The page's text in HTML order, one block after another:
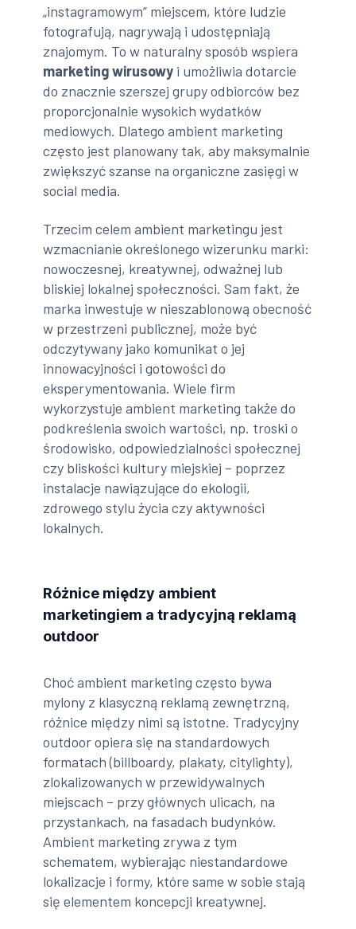
„instagramowym” miejscem, które ludzie
fotografują, nagrywają i udostępniają
znajomym. To w naturalny sposób wspiera
marketing wirusowy i umożliwia dotarcie
do znacznie szerszej grupy odbiorców bez
proporcjonalnie wysokich wydatków
mediowych. Dlatego ambient marketing
często jest planowany tak, aby maksymalnie
zwiększyć szanse na organiczne zasięgi w
social media.
Trzecim celem ambient marketingu jest
wzmacnianie określonego wizerunku marki:
nowoczesnej, kreatywnej, odważnej lub
bliskiej lokalnej społeczności. Sam fakt, że
marka inwestuje w nieszablonową obecność
w przestrzeni publicznej, może być
odczytywany jako komunikat o jej
innowacyjności i gotowości do
eksperymentowania. Wiele firm
wykorzystuje ambient marketing także do
podkreślenia swoich wartości, np. troski o
środowisko, odpowiedzialności społecznej
czy bliskości kultury miejskiej – poprzez
instalacje nawiązujące do ekologii,
zdrowego stylu życia czy aktywności
lokalnych.
Różnice między ambient
marketingiem a tradycyjną reklamą
outdoor
Choć ambient marketing często bywa
mylony z klasyczną reklamą zewnętrzną,
różnice między nimi są istotne. Tradycyjny
outdoor opiera się na standardowych
formatach (billboardy, plakaty, citylighty),
zlokalizowanych w przewidywalnych
miejscach – przy głównych ulicach, na
przystankach, na fasadach budynków.
Ambient marketing zrywa z tym
schematem, wybierając niestandardowe
lokalizacje i formy, które same w sobie stają
się elementem koncepcji kreatywnej.